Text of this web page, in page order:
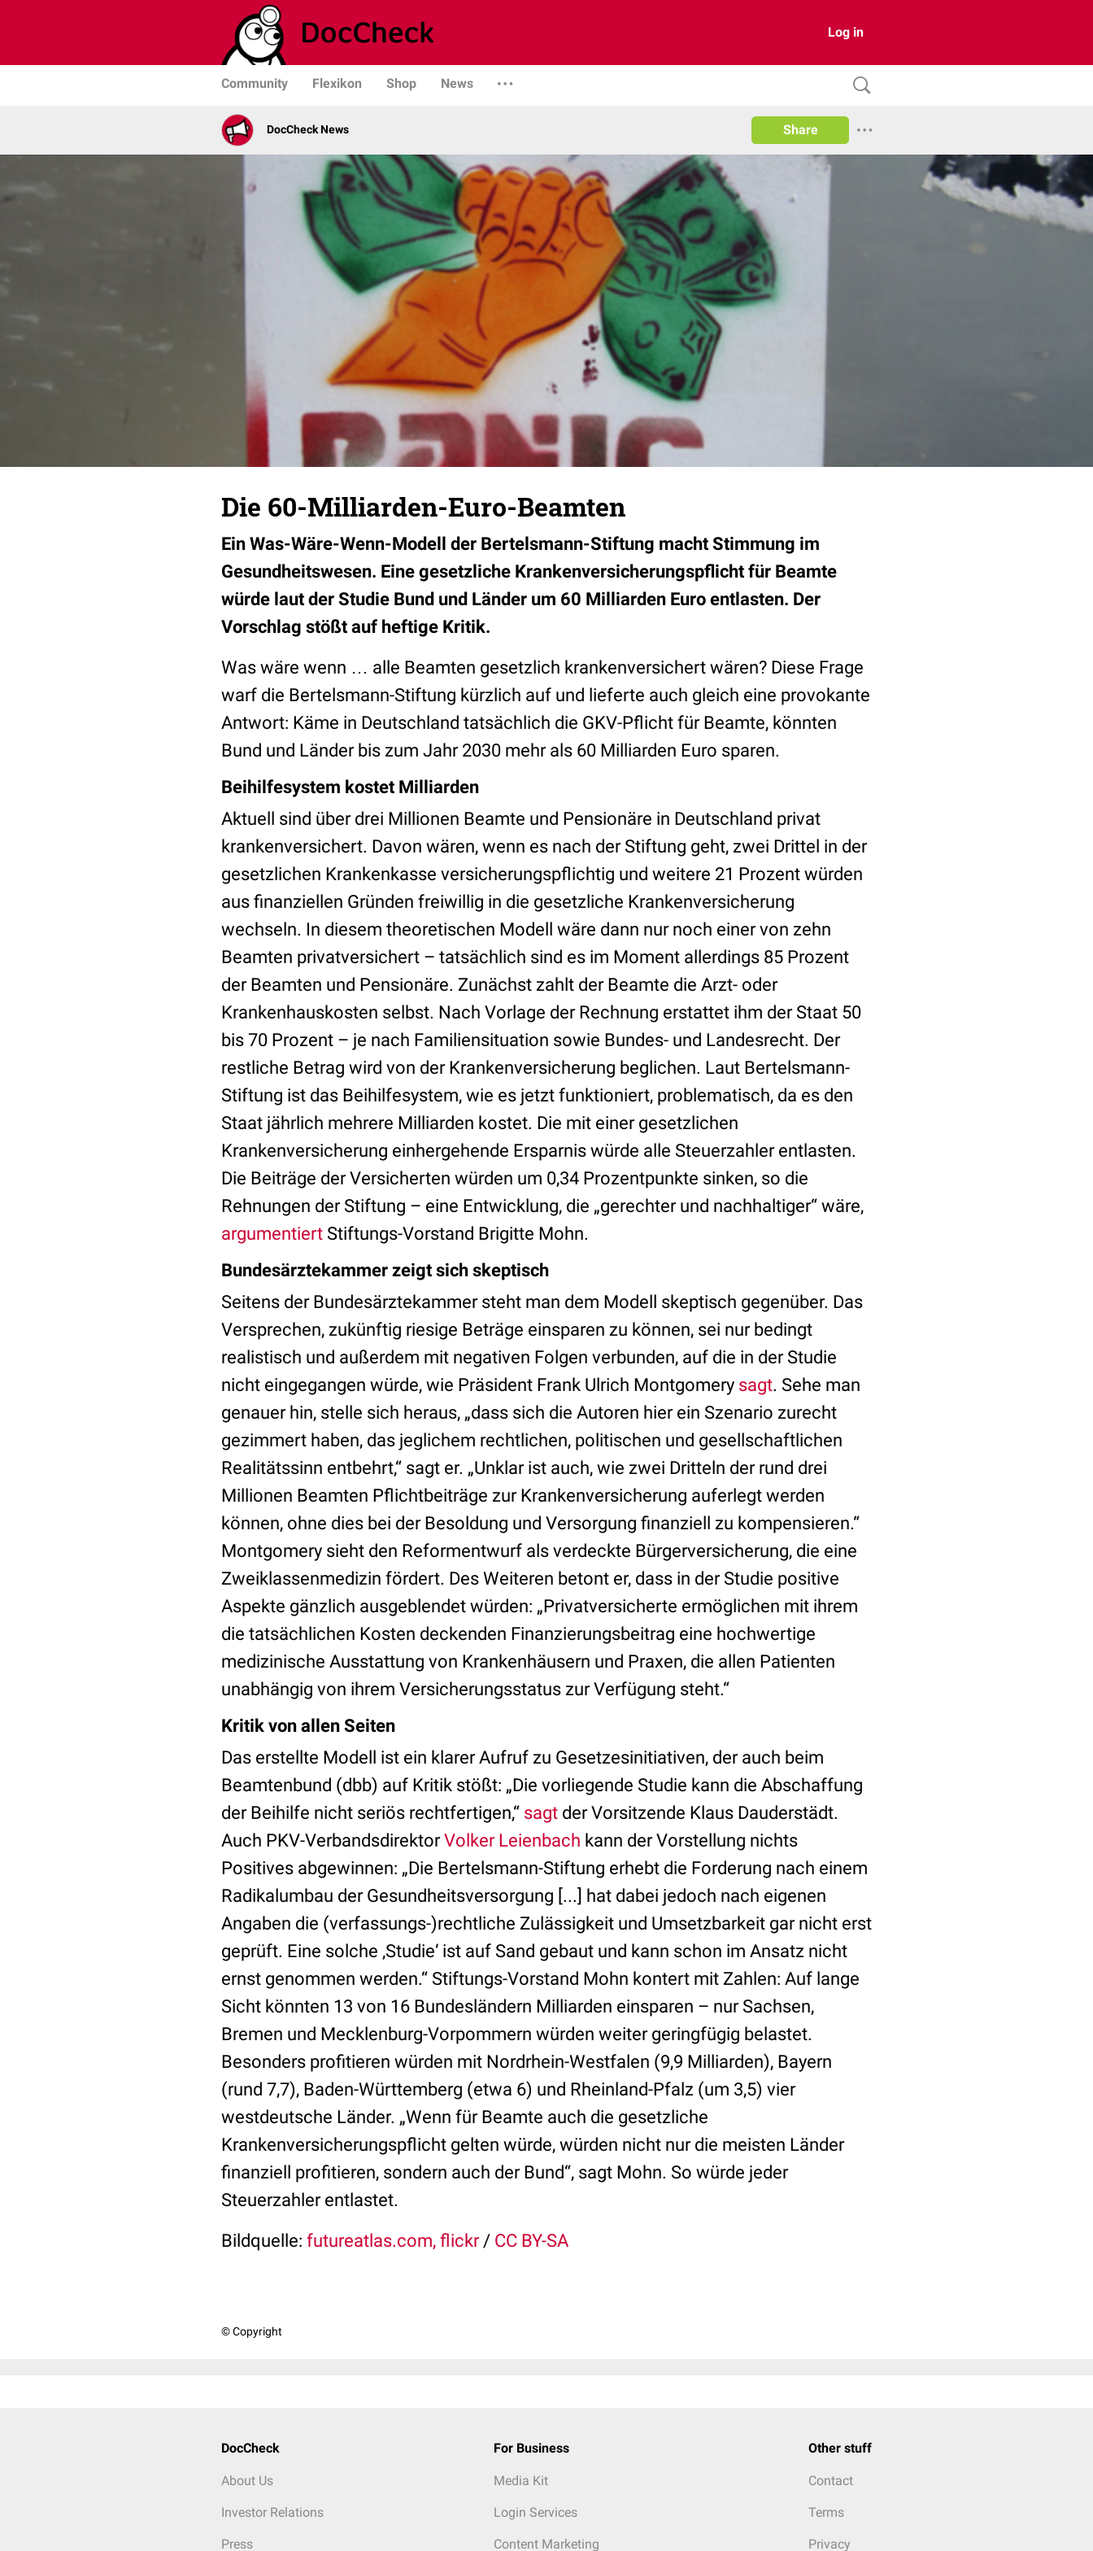
Log in
Community Flexikon Shop News
DocCheck News Share
Die 60-Milliarden-Euro-Beamten
Ein Was-Wäre-Wenn-Modell der Bertelsmann-Stiftung macht Stimmung im
Gesundheitswesen. Eine gesetzliche Krankenversicherungspflicht für Beamte
würde laut der Studie Bund und Länder um 60 Milliarden Euro entlasten. Der
Vorschlag stößt auf heftige Kritik.
Was wäre wenn … alle Beamten gesetzlich krankenversichert wären? Diese Frage
warf die Bertelsmann-Stiftung kürzlich auf und lieferte auch gleich eine provokante
Antwort: Käme in Deutschland tatsächlich die GKV-Pflicht für Beamte, könnten
Bund und Länder bis zum Jahr 2030 mehr als 60 Milliarden Euro sparen.
Beihilfesystem kostet Milliarden
Aktuell sind über drei Millionen Beamte und Pensionäre in Deutschland privat
krankenversichert. Davon wären, wenn es nach der Stiftung geht, zwei Drittel in der
gesetzlichen Krankenkasse versicherungspflichtig und weitere 21 Prozent würden
aus finanziellen Gründen freiwillig in die gesetzliche Krankenversicherung
wechseln. In diesem theoretischen Modell wäre dann nur noch einer von zehn
Beamten privatversichert – tatsächlich sind es im Moment allerdings 85 Prozent
der Beamten und Pensionäre. Zunächst zahlt der Beamte die Arzt- oder
Krankenhauskosten selbst. Nach Vorlage der Rechnung erstattet ihm der Staat 50
bis 70 Prozent – je nach Familiensituation sowie Bundes- und Landesrecht. Der
restliche Betrag wird von der Krankenversicherung beglichen. Laut Bertelsmann-
Stiftung ist das Beihilfesystem, wie es jetzt funktioniert, problematisch, da es den
Staat jährlich mehrere Milliarden kostet. Die mit einer gesetzlichen
Krankenversicherung einhergehende Ersparnis würde alle Steuerzahler entlasten.
Die Beiträge der Versicherten würden um 0,34 Prozentpunkte sinken, so die
Rehnungen der Stiftung – eine Entwicklung, die „gerechter und nachhaltiger“ wäre,
argumentiert Stiftungs-Vorstand Brigitte Mohn.
Bundesärztekammer zeigt sich skeptisch
Seitens der Bundesärztekammer steht man dem Modell skeptisch gegenüber. Das
Versprechen, zukünftig riesige Beträge einsparen zu können, sei nur bedingt
realistisch und außerdem mit negativen Folgen verbunden, auf die in der Studie
nicht eingegangen würde, wie Präsident Frank Ulrich Montgomery sagt. Sehe man
genauer hin, stelle sich heraus, „dass sich die Autoren hier ein Szenario zurecht
gezimmert haben, das jeglichem rechtlichen, politischen und gesellschaftlichen
Realitätssinn entbehrt,“ sagt er. „Unklar ist auch, wie zwei Dritteln der rund drei
Millionen Beamten Pflichtbeiträge zur Krankenversicherung auferlegt werden
können, ohne dies bei der Besoldung und Versorgung finanziell zu kompensieren.“
Montgomery sieht den Reformentwurf als verdeckte Bürgerversicherung, die eine
Zweiklassenmedizin fördert. Des Weiteren betont er, dass in der Studie positive
Aspekte gänzlich ausgeblendet würden: „Privatversicherte ermöglichen mit ihrem
die tatsächlichen Kosten deckenden Finanzierungsbeitrag eine hochwertige
medizinische Ausstattung von Krankenhäusern und Praxen, die allen Patienten
unabhängig von ihrem Versicherungsstatus zur Verfügung steht.“
Kritik von allen Seiten
Das erstellte Modell ist ein klarer Aufruf zu Gesetzesinitiativen, der auch beim
Beamtenbund (dbb) auf Kritik stößt: „Die vorliegende Studie kann die Abschaffung
der Beihilfe nicht seriös rechtfertigen,“ sagt der Vorsitzende Klaus Dauderstädt.
Auch PKV-VerbandsdirektorVolker Leienbach kann der Vorstellung nichts
Positives abgewinnen: „Die Bertelsmann-Stiftung erhebt die Forderung nach einem
Radikalumbau der Gesundheitsversorgung [...] hat dabei jedoch nach eigenen
Angaben die (verfassungs-)rechtliche Zulässigkeit und Umsetzbarkeit gar nicht erst
geprüft. Eine solche ‚Studie‘ ist auf Sand gebaut und kann schon im Ansatz nicht
ernst genommen werden.“ Stiftungs-Vorstand Mohn kontert mit Zahlen: Auf lange
Sicht könnten 13 von 16 Bundesländern Milliarden einsparen – nur Sachsen,
Bremen und Mecklenburg-Vorpommern würden weiter geringfügig belastet.
Besonders profitieren würden mit Nordrhein-Westfalen (9,9 Milliarden), Bayern
(rund 7,7), Baden-Württemberg (etwa 6) und Rheinland-Pfalz (um 3,5) vier
westdeutsche Länder. „Wenn für Beamte auch die gesetzliche
Krankenversicherungspflicht gelten würde, würden nicht nur die meisten Länder
finanziell profitieren, sondern auch der Bund“, sagt Mohn. So würde jeder
Steuerzahler entlastet.
Bildquelle: futureatlas.com, flickr/ CC BY-SA
© Copyright
DocCheck
About Us
Investor Relations
Press
For Business
Media Kit
Login Services
Content Marketing
Other stuff
Contact
Terms
Privacy